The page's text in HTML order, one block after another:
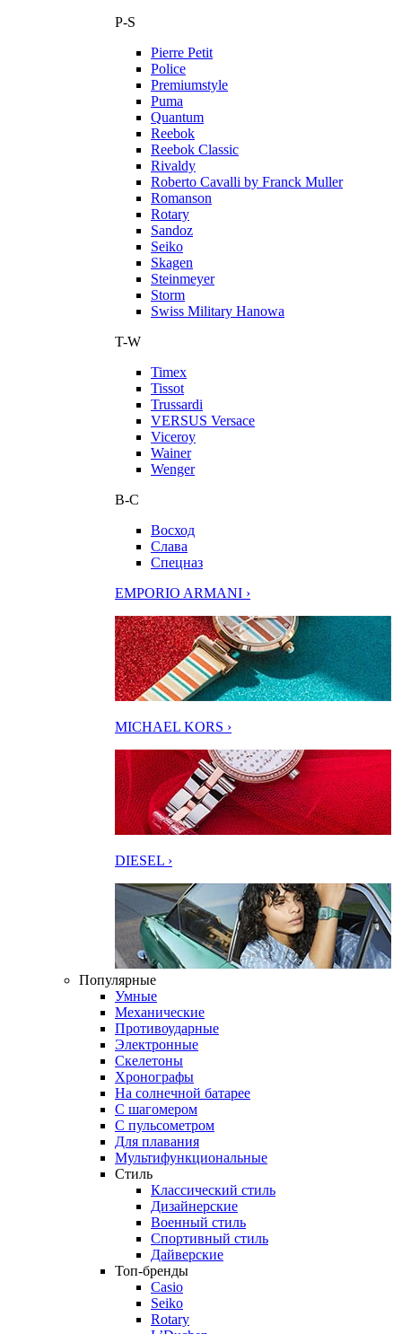
P-S
Pierre Petit
Police
Premiumstyle
Puma
Quantum
Reebok
Reebok Classic
Rivaldy
Roberto Cavalli by Franck Muller
Romanson
Rotary
Sandoz
Seiko
Skagen
Steinmeyer
Storm
Swiss Military Hanowa
T-W
Timex
Tissot
Trussardi
VERSUS Versace
Viceroy
Wainer
Wenger
В-С
Восход
Слава
Спецназ
EMPORIO ARMANI ›
MICHAEL KORS ›
DIESEL ›
Популярные
Умные
Механические
Противоударные
Электронные
Скелетоны
Хронографы
На солнечной батарее
С шагомером
С пульсометром
Для плавания
Мультифункциональные
Стиль
Классический стиль
Дизайнерские
Военный стиль
Спортивный стиль
Дайверские
Топ-бренды
Casio
Seiko
Rotary